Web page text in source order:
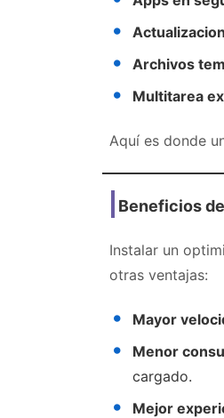
Archivos
Multitarea
Aquí es donde
Beneficios
Instalar un
otras ventajas:
Mayor
Menor
cargado.
Mejor